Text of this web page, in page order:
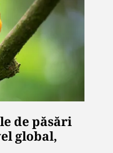
de păsări
global,